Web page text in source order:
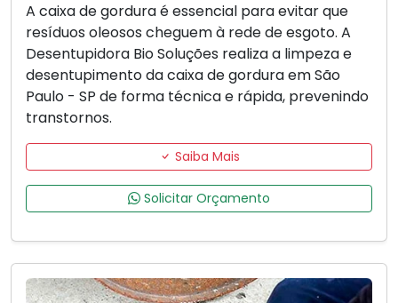
A caixa de gordura é essencial para evitar que
resíduos oleosos cheguem à rede de esgoto. A
Desentupidora Bio Soluções realiza a limpeza e
desentupimento da caixa de gordura em São
Paulo - SP de forma técnica e rápida, prevenindo
transtornos.
Saiba Mais
Solicitar Orçamento